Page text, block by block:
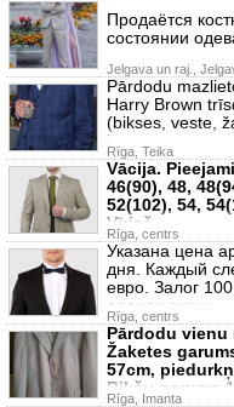
Продаётся
состоянии
Jelgava un raj.,
Pārdodu
Harry Brown
(bikses, veste,
i
Rīga, Teika
Vācija.
46(90), 48,
52(102), 54,
Vīrieš
Rīga, centrs
Указана цена
дня. Каждый
евро. Залог
аренду очень
Rīga, centrs
Pārdodu
Žaketes
57cm,
Bikšu garums
Rīga, Imanta